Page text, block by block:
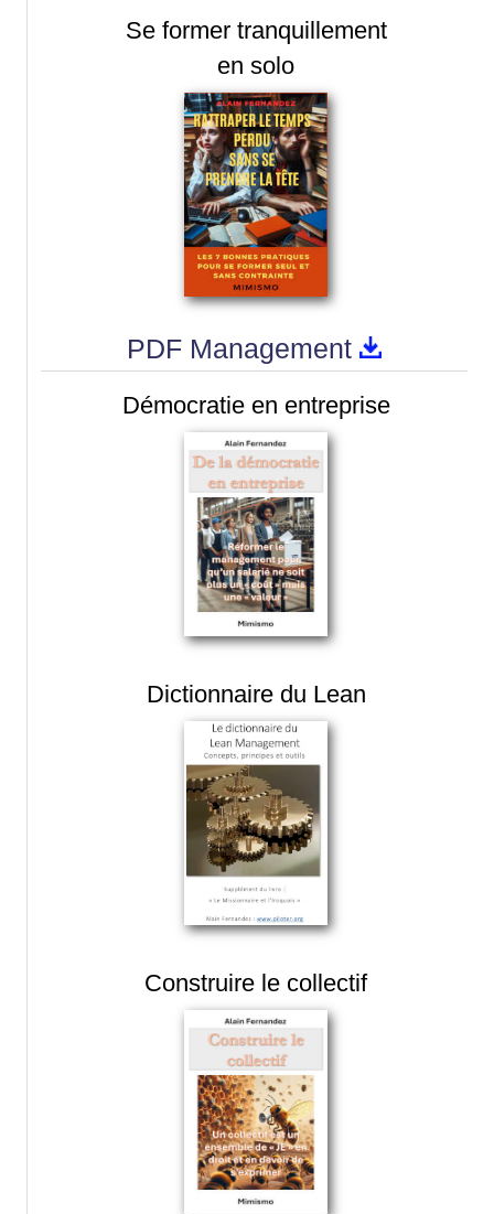
Se former tranquillement
en solo
PDF Management
Démocratie en entreprise
Dictionnaire du Lean
Construire le collectif